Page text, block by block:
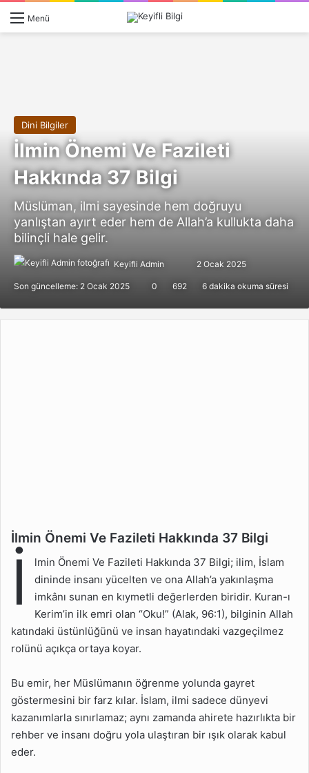
Menü
Dini Bilgiler
İlmin Önemi Ve Fazileti
Hakkında 37 Bilgi
Müslüman, ilmi sayesinde hem doğruyu
yanlıştan ayırt eder hem de Allah’a kullukta daha
bilinçli hale gelir.
Keyifli Admin
Follow2 Ocak 2025
Son güncelleme: 2 Ocak 2025 0 692 6 dakika okuma süresi
İlmin Önemi Ve Fazileti
Hakkında 37 Bilgi
İslam Dininde İlmin Yeri
İlmin İnsan Hayatındaki
Önemi Nedir?
Kadın ve Erkek İçin İlim
Nedir?
İlmin Fazileti Nelerdir?
İlmin Toplum Üzerindeki
Etkisi Nedir?
İlmin Önemi Ve Fazileti Hakkında 37 Bilgi
İ
lmin Önemi Ve Fazileti Hakkında 37 Bilgi; ilim, İslam
dininde insanı yücelten ve ona Allah’a yakınlaşma
imkânı sunan en kıymetli değerlerden biridir. Kuran-ı
Kerim’in ilk emri olan “Oku!” (Alak, 96:1), bilginin Allah
katındaki üstünlüğünü ve insan hayatındaki vazgeçilmez
rolünü açıkça ortaya koyar.
Bu emir, her Müslümanın öğrenme yolunda gayret
göstermesini bir farz kılar. İslam, ilmi sadece dünyevi
kazanımlarla sınırlamaz; aynı zamanda ahirete hazırlıkta bir
rehber ve insanı doğru yola ulaştıran bir ışık olarak kabul
eder.